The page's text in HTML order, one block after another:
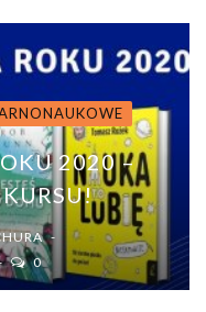
2020 –
0